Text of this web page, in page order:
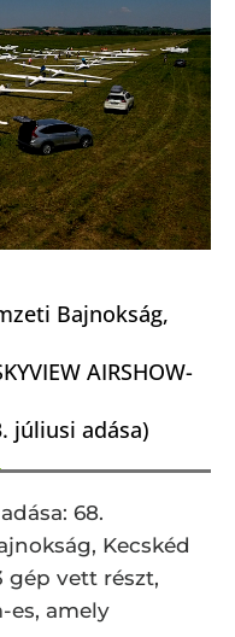
Bajnokság,
AIRSHOW-
júliusi adása)
68.
Kecskéd
gép vett részt,
es, amely